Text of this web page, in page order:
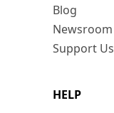
Blog
Newsroom
Support Us
HELP